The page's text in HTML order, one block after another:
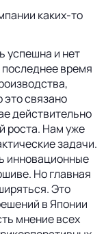
каких-то
успешна и нет
последнее время
связано
действительно
роста. Нам уже
задачи.
инновационные
Но главная
Это
в Японии
мнение всех